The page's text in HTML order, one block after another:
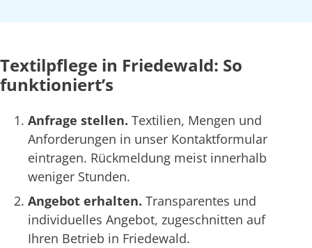
Textilpflege in Friedewald: So
funktioniert’s
Anfrage stellen. Textilien, Mengen und
Anforderungen in unser Kontaktformular
eintragen. Rückmeldung meist innerhalb
weniger Stunden.
Angebot erhalten. Transparentes und
individuelles Angebot, zugeschnitten auf
Ihren Betrieb in Friedewald.